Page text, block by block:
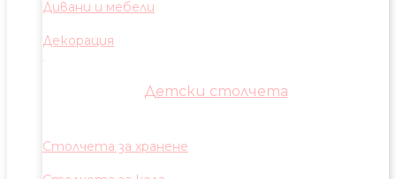
Дивани и мебели
Декорация
Детски столчета
Столчета за хранене